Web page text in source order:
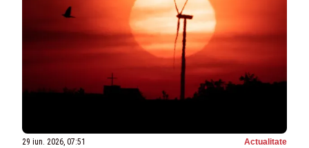
29 iun. 2026, 07:51 Actualitate